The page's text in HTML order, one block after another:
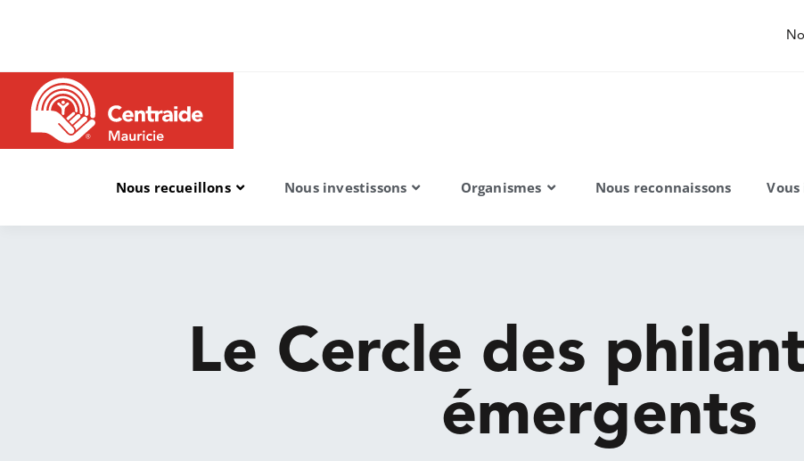
Nous recueillons Nous investissons Organismes Nous reconnaissons
Le Cercle des
émergents